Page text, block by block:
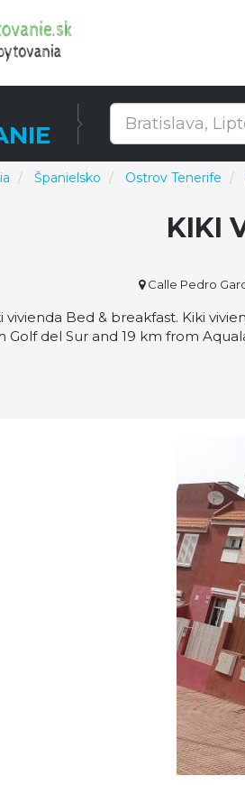
Španielsko Ostrov Tenerife
KIKI
Calle Pedro
vivienda Bed & breakfast. Kiki
Golf del Sur and 19 km from